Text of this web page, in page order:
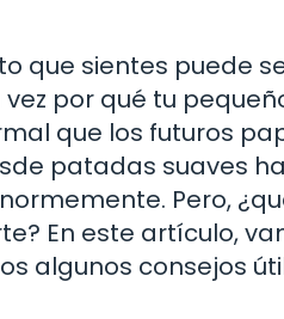
que sientes puede
por qué tu
que los futuros
patadas suaves
Pero,
En este artículo,
algunos consejos